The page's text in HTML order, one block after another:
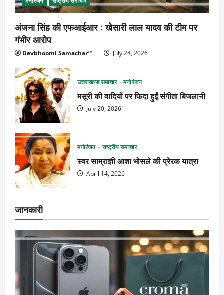
अंजना सिंह की एफआईआर : खेसारी लाल यादव की टीम पर
गंभीर आरोप
Devbhoomi Samachar™ July 24, 2026
उत्तराखण्ड समाचार मनोरंजन
मसूरी की वादियों पर फिदा हुईं संगीता बिजलानी
July 20, 2026
मनोरंजन राष्ट्रीय समाचार
स्वर साम्राज्ञी आशा भोसले की प्रेरक यात्रा
April 14, 2026
जानकारी